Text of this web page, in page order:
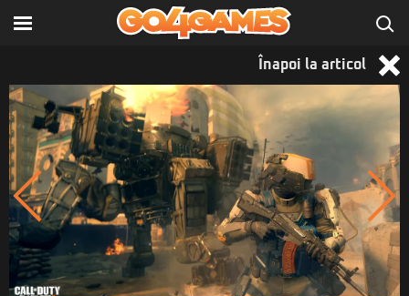
Înapoi la articol